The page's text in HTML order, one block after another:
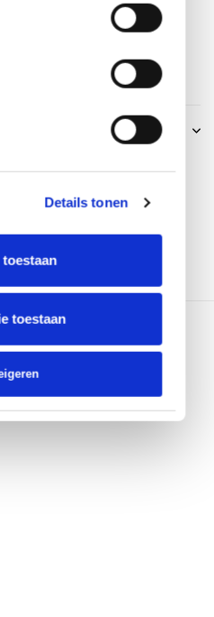
Details tonen
toestaan
€39,95
over dit product..